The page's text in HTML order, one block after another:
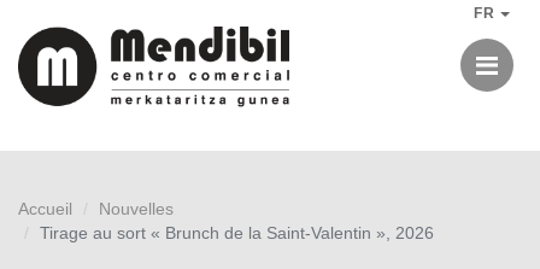
FR
Accueil
Nouvelles
Tirage au sort « Brunch de la Saint-Valentin », 2026